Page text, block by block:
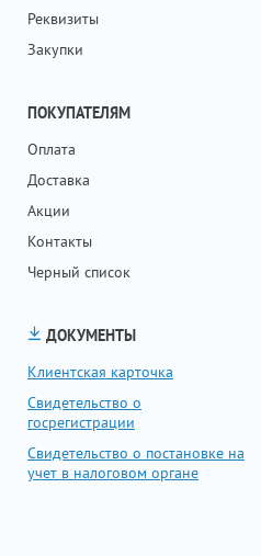
Реквизиты
Закупки
ПОКУПАТЕЛЯМ
Оплата
Доставка
Акции
Контакты
Черный список
ДОКУМЕНТЫ
Клиентская карточка
Свидетельство о
госрегистрации
Свидетельство о постановке на
учет в налоговом органе